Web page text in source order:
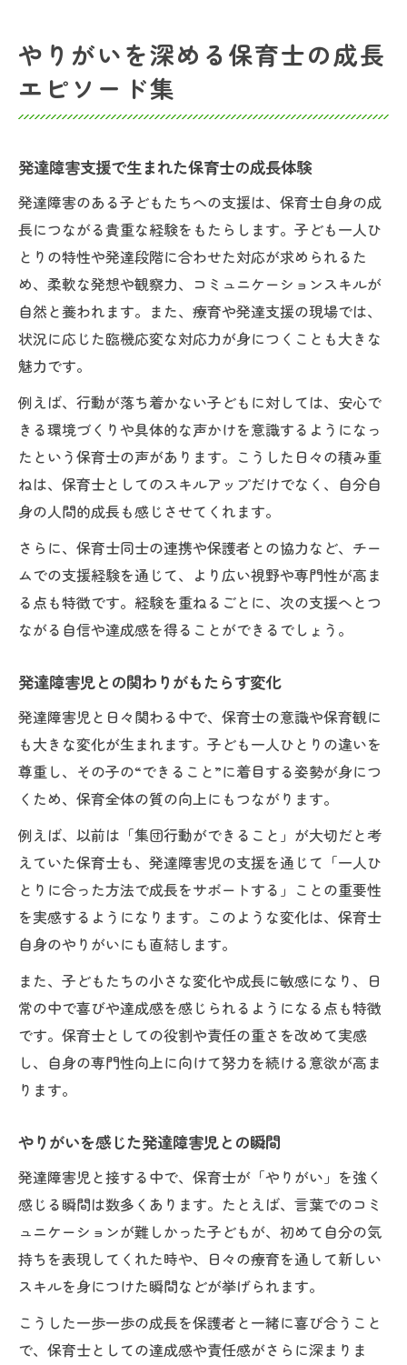
やりがいを深める保育士の成長
エピソード集
発達障害支援で生まれた保育士の成長体験
発達障害のある子どもたちへの支援は、保育士自身の成
長につながる貴重な経験をもたらします。子ども一人ひ
とりの特性や発達段階に合わせた対応が求められるた
め、柔軟な発想や観察力、コミュニケーションスキルが
自然と養われます。また、療育や発達支援の現場では、
状況に応じた臨機応変な対応力が身につくことも大きな
魅力です。
例えば、行動が落ち着かない子どもに対しては、安心で
きる環境づくりや具体的な声かけを意識するようになっ
たという保育士の声があります。こうした日々の積み重
ねは、保育士としてのスキルアップだけでなく、自分自
身の人間的成長も感じさせてくれます。
さらに、保育士同士の連携や保護者との協力など、チー
ムでの支援経験を通じて、より広い視野や専門性が高ま
る点も特徴です。経験を重ねるごとに、次の支援へとつ
ながる自信や達成感を得ることができるでしょう。
発達障害児との関わりがもたらす変化
発達障害児と日々関わる中で、保育士の意識や保育観に
も大きな変化が生まれます。子ども一人ひとりの違いを
尊重し、その子の“できること”に着目する姿勢が身につ
くため、保育全体の質の向上にもつながります。
例えば、以前は「集団行動ができること」が大切だと考
えていた保育士も、発達障害児の支援を通じて「一人ひ
とりに合った方法で成長をサポートする」ことの重要性
を実感するようになります。このような変化は、保育士
自身のやりがいにも直結します。
また、子どもたちの小さな変化や成長に敏感になり、日
常の中で喜びや達成感を感じられるようになる点も特徴
です。保育士としての役割や責任の重さを改めて実感
し、自身の専門性向上に向けて努力を続ける意欲が高ま
ります。
やりがいを感じた発達障害児との瞬間
発達障害児と接する中で、保育士が「やりがい」を強く
感じる瞬間は数多くあります。たとえば、言葉でのコミ
ュニケーションが難しかった子どもが、初めて自分の気
持ちを表現してくれた時や、日々の療育を通して新しい
スキルを身につけた瞬間などが挙げられます。
こうした一歩一歩の成長を保護者と一緒に喜び合うこと
で、保育士としての達成感や責任感がさらに深まりま